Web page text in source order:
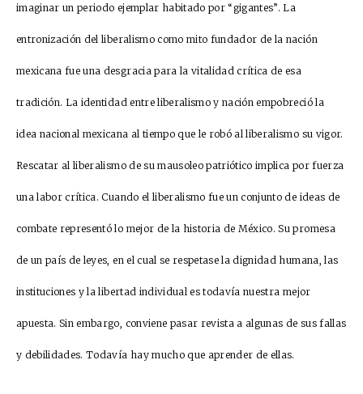
imaginar un periodo ejemplar habitado por “gigantes”. La
entronización del liberalismo como mito fundador de la nación
mexicana fue una desgracia para la vitalidad crítica de esa
tradición. La identidad entre liberalismo y nación empobreció la
idea nacional mexicana al tiempo que le robó al liberalismo su vigor.
Rescatar al liberalismo de su mausoleo patriótico implica por fuerza
una labor crítica. Cuando el liberalismo fue un conjunto de ideas de
combate representó lo mejor de la historia de México. Su promesa
de un país de leyes, en el cual se respetase la dignidad humana, las
instituciones y la libertad individual es todavía nuestra mejor
apuesta. Sin embargo, conviene pasar revista a algunas de sus fallas
y debilidades. Todavía hay mucho que aprender de ellas.